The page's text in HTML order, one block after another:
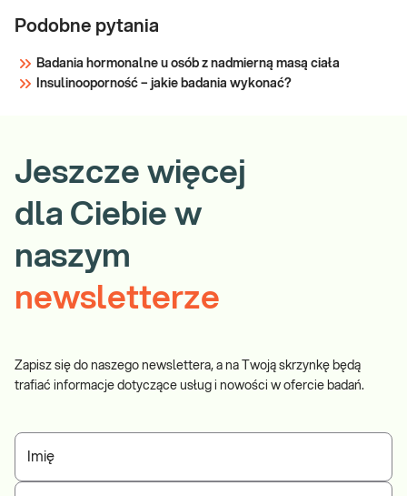
Podobne pytania
Badania hormonalne u osób z nadmierną masą ciała
Insulinooporność – jakie badania wykonać?
Jeszcze więcej
dla Ciebie w
naszym
newsletterze
Zapisz się do naszego newslettera, a na Twoją skrzynkę będą
trafiać informacje dotyczące usług i nowości w ofercie badań.
Imię